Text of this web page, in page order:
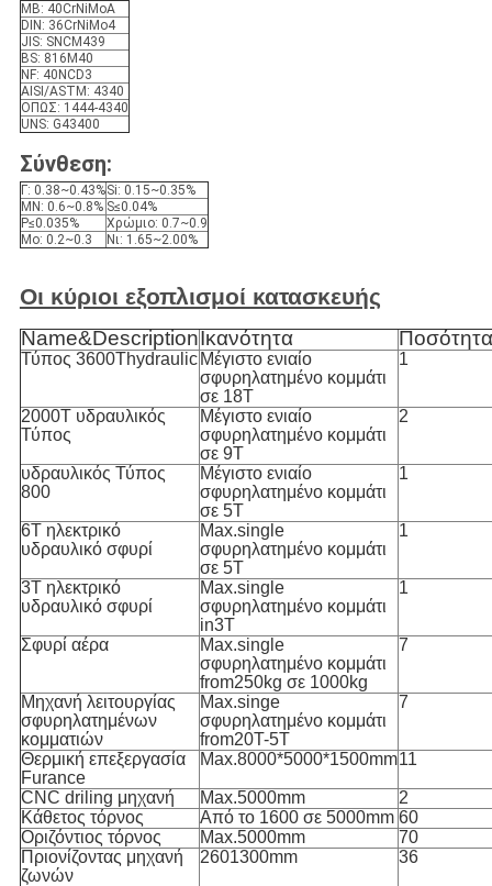
ΜΒ: 40CrNiMoA
DIN: 36CrNiMo4
JIS: SNCM439
BS: 816M40
NF: 40NCD3
AISI/ASTM: 4340
ΟΠΩΣ: 1444-4340
UNS: G43400
Σύνθεση:
Γ: 0.38~0.43%Si: 0.15~0.35%
ΜΝ: 0.6~0.8% S≤0.04%
P≤0.035%
Χρώμιο: 0.7~0.9
Mo: 0.2~0.3
Νι: 1.65~2.00%
Οι κύριοι εξοπλισμοί κατασκευής
Name&DescriptionΙκανότητα Ποσότητα
Τύπος 3600Thydraulic Μέγιστο ενιαίο
σφυρηλατημένο κομμάτι
σε 18T
1
2000T υδραυλικός
Τύπος
Μέγιστο ενιαίο
σφυρηλατημένο κομμάτι
σε 9T
2
υδραυλικός Τύπος
800
Μέγιστο ενιαίο
σφυρηλατημένο κομμάτι
σε 5T
1
6T ηλεκτρικό
υδραυλικό σφυρί
Max.single
σφυρηλατημένο κομμάτι
σε 5T
1
3T ηλεκτρικό
υδραυλικό σφυρί
Max.single
σφυρηλατημένο κομμάτι
in3T
1
Σφυρί αέρα
Max.single
σφυρηλατημένο κομμάτι
from250kg σε 1000kg
7
Μηχανή λειτουργίας
σφυρηλατημένων
κομματιών
Max.singe
σφυρηλατημένο κομμάτι
from20T-5T
7
Θερμική επεξεργασία
Furance
Max.8000*5000*1500mm11
CNC driling μηχανή Max.5000mm
2
Κάθετος τόρνος
Από το 1600 σε 5000mm 60
Οριζόντιος τόρνος
Max.5000mm
70
Πριονίζοντας μηχανή
ζωνών
2601300mm 36